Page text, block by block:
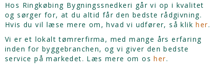
Hos Ringkøbing Bygningssnedkeri går vi op i kvalitet
og sørger for, at du altid får den bedste rådgivning.
Hvis du vil læse mere om, hvad vi udfører, så klikher.
Vi er et lokalt tømrerfirma, med mange års erfaring
inden for byggebranchen, og vi giver den bedste
service på markedet. Læs mere om osher.